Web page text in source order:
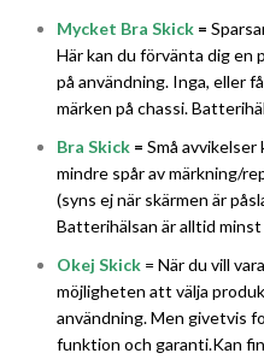
Mycket Bra Skick =
Här kan du förvänta dig en
på användning. Inga, eller
märken på chassi.
Bra Skick = Små avvikelser
mindre spår av märkning/
(syns ej när skärmen är
Batterihälsan är alltid minst
Okej Skick = När du vill
möjligheten att välja
användning. Men givetvis
funktion och garanti.Kan